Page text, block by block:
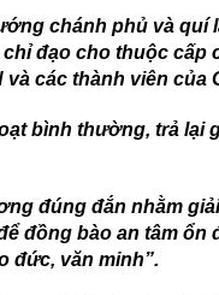
chánh phủ và quí
đạo cho thuộc cấp
các thành viên của
bình thường, trả lại
đúng đắn nhằm
đồng bào an tâm
đức, văn minh”.